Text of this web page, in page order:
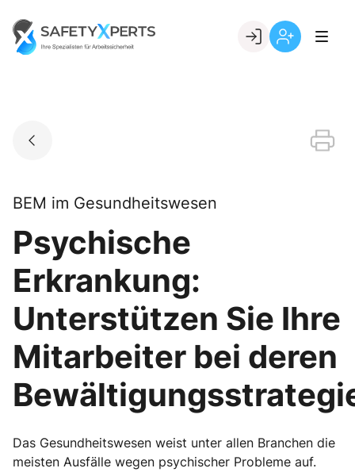
content
Go to landing page.
BEM im Gesundheitswesen
Psychische
Erkrankung:
Unterstützen Sie Ihre
Mitarbeiter bei deren
Das Gesundheitswesen weist unter allen Branchen die
meisten Ausfälle wegen psychischer Probleme auf.